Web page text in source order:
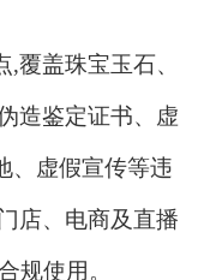
,覆盖珠宝玉石、
造鉴定证书、虚
、虚假宣传等违
店、电商及直播
规使用。